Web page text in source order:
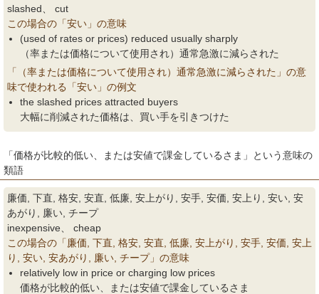
slashed、 cut
この場合の「安い」の意味
(used of rates or prices) reduced usually sharply
（率または価格について使用され）通常急激に減らされた
「（率または価格について使用され）通常急激に減らされた」の意
味で使われる「安い」の例文
the slashed prices attracted buyers
大幅に削減された価格は、買い手を引きつけた
「価格が比較的低い、または安値で課金しているさま」という意味の
類語
廉価, 下直, 格安, 安直, 低廉, 安上がり, 安手, 安価, 安上り, 安い, 安
あがり, 廉い, チープ
inexpensive、 cheap
この場合の「廉価, 下直, 格安, 安直, 低廉, 安上がり, 安手, 安価, 安上
り, 安い, 安あがり, 廉い, チープ」の意味
relatively low in price or charging low prices
価格が比較的低い、または安値で課金しているさま